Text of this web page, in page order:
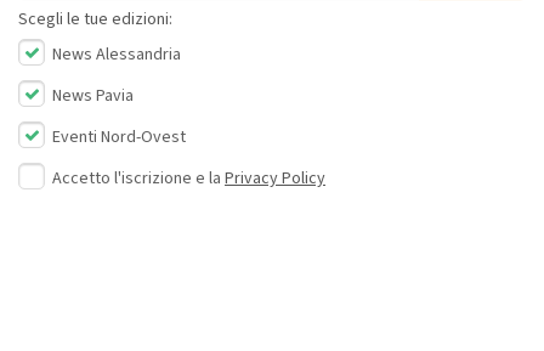
Scegli le tue edizioni:
News Alessandria
News Pavia
Eventi Nord-Ovest
Accetto l'iscrizione e la Privacy Policy